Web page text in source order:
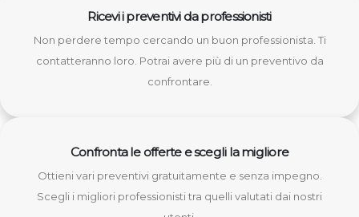
Ricevi i preventivi da professionisti
Non perdere tempo cercando un buon professionista. Ti
contatteranno loro. Potrai avere più di un preventivo da
confrontare.
Confronta le offerte e scegli la migliore
Ottieni vari preventivi gratuitamente e senza impegno.
Scegli i migliori professionisti tra quelli valutati dai nostri